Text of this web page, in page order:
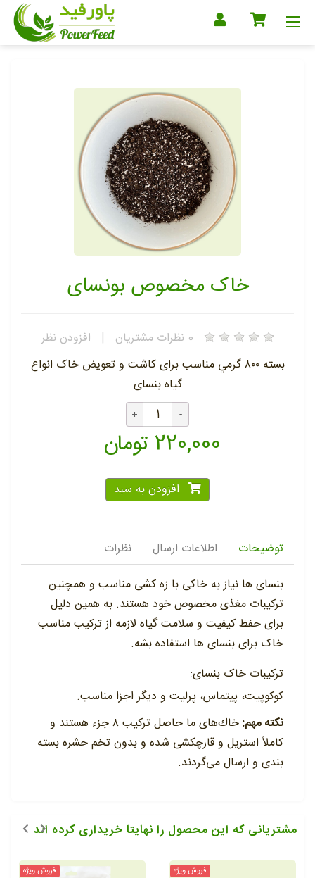
خاک مخصوص بونسای
0 نظرات مشتریان | افزودن نظر
بسته ٨٠٠ گرمي مناسب برای کاشت و تعویض خاک انواع
گیاه بنسای
220,000 تومان
افزودن به سبد
توضیحات اطلاعات ارسال
نظرات
بنسای ها نیاز به خاکی با زه کشی مناسب و همچنین
ترکیبات مغذی مخصوص خود هستند. به همین دلیل
برای حفظ کیفیت و سلامت گیاه لازمه از ترکیب مناسب
خاک برای بنسای ها استفاده بشه.
ترکیبات خاک بنسای:
کوکوپیت، پیتماس، پرلیت و دیگر اجزا مناسب.
نکته مهم:
خاك‌های ما حاصل تركیب ٨ جزء هستند و
كاملاً استریل و قارچكشی شده و بدون تخم حشره بسته
بندی و ارسال می‌گردند.
مشتریانی که این محصول را نهایتا خریداری کرده اند
فروش ویژه فروش ویژه